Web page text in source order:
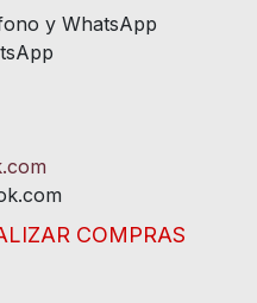
y WhatsApp
COMPRAS